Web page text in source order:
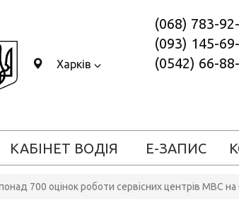
Харків
(068) 783-
(093) 145-
(0542) 66-
КАБІНЕТ ВОДІЯ Е-ЗАПИС
700 оцінок роботи сервісних центрів МВС